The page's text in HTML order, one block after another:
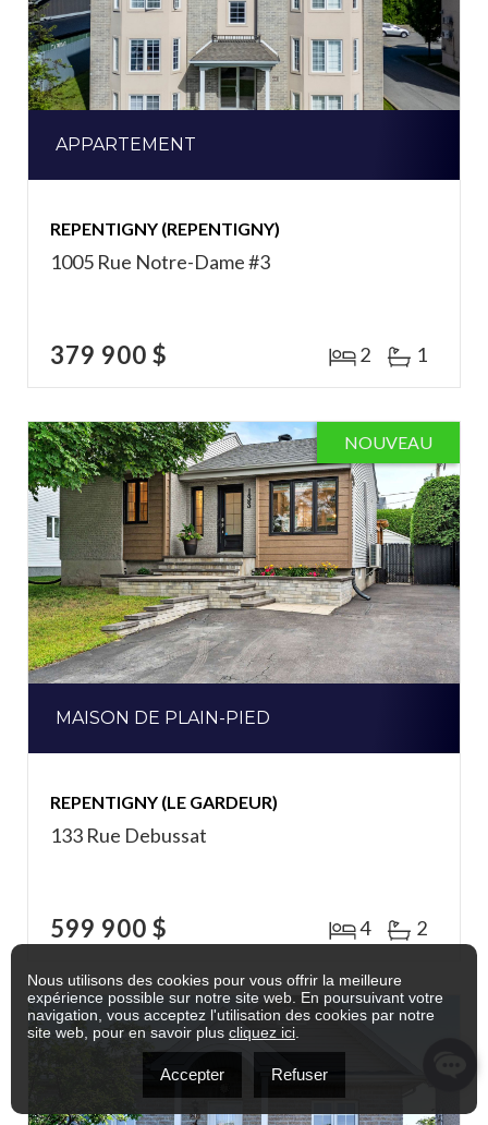
APPARTEMENT
REPENTIGNY (REPENTIGNY)
1005 Rue Notre-Dame #3
379 900 $ 2 1
NOUVEAU
MAISON DE PLAIN-PIED
REPENTIGNY (LE GARDEUR)
133 Rue Debussat
599 900 $ 4 2
Nous utilisons des cookies pour vous offrir la meilleure
expérience possible sur notre site web. En poursuivant votre
navigation, vous acceptez l'utilisation des cookies par notre
site web, pour en savoir plus cliquez ici
Accepter Refuser